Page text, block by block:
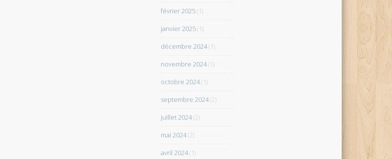
février 2025(1)
janvier 2025(1)
décembre 2024(1)
novembre 2024(1)
octobre 2024(1)
septembre 2024(2)
juillet 2024(2)
mai 2024(2)
avril 2024(1)